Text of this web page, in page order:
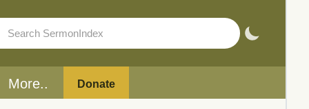
More.. Donate